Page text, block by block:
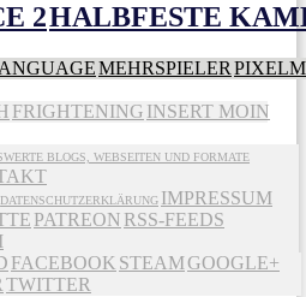
2HALBFESTE
MEHRSPIELER
FRIGHTENING INSERT MOIN
BLOGS, WEBSEITEN UND FORMATE
DATENSCHUTZERKLÄRUNG IMPRESSUM
PATREON RSS-FEEDS
FACEBOOK STEAMGOOGLE+
TWITTER